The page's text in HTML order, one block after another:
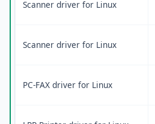
Scanner driver for Linux
Scanner driver for Linux
PC-FAX driver for Linux